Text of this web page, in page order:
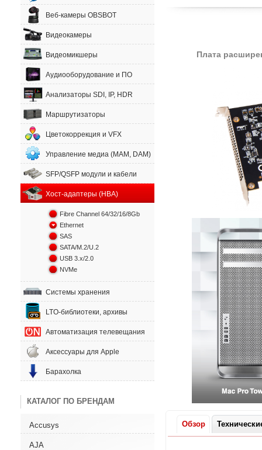
Веб-камеры OBSBOT
Видеокамеры
Видеомикшеры
Аудиооборудование и ПО
Анализаторы SDI, IP, HDR
Маршрутизаторы
Цветокоррекция и VFX
Управление медиа (MAM, DAM)
SFP/QSFP модули и кабели
Хост-адаптеры (HBA)
Fibre Channel 64/32/16/8Gb
Ethernet
SAS
SATA/M.2/U.2
USB 3.x/2.0
NVMe
Системы хранения
LTO-библиотеки, архивы
Автоматизация телевещания
Аксессуары для Apple
Барахолка
КАТАЛОГ ПО БРЕНДАМ
Accusys
AJA
Плата
Обзор